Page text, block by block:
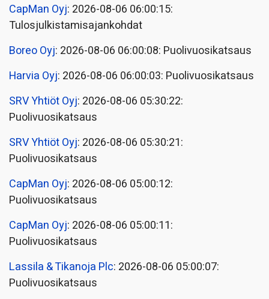
CapMan Oyj: 2026-08-06 06:00:15:
Tulosjulkistamisajankohdat
Boreo Oyj: 2026-08-06 06:00:08: Puolivuosikatsaus
Harvia Oyj: 2026-08-06 06:00:03: Puolivuosikatsaus
SRV Yhtiöt Oyj: 2026-08-06 05:30:22:
Puolivuosikatsaus
SRV Yhtiöt Oyj: 2026-08-06 05:30:21:
Puolivuosikatsaus
CapMan Oyj: 2026-08-06 05:00:12:
Puolivuosikatsaus
CapMan Oyj: 2026-08-06 05:00:11:
Puolivuosikatsaus
Lassila & Tikanoja Plc: 2026-08-06 05:00:07:
Puolivuosikatsaus